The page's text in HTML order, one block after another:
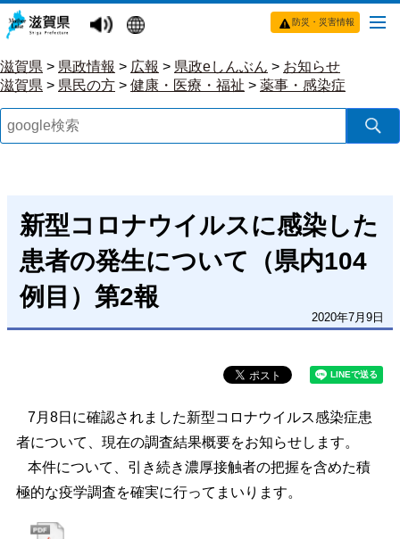
防災・災害情報
滋賀県 > 県政情報 > 広報 > 県政eしんぶん > お知らせ
滋賀県 > 県民の方 > 健康・医療・福祉 > 薬事・感染症
新型コロナウイルスに感染した
患者の発生について（県内104
例目）第2報
2020年7月9日
7月8日に確認されました新型コロナウイルス感染症患
者について、現在の調査結果概要をお知らせします。
本件について、引き続き濃厚接触者の把握を含めた積
極的な疫学調査を確実に行ってまいります。